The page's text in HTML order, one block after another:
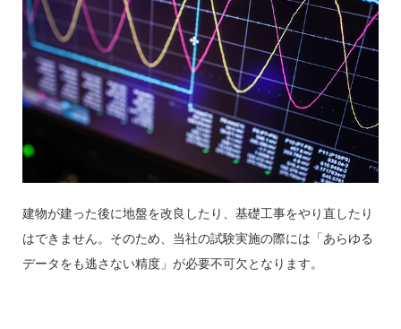
建物が建った後に地盤を改良したり、基礎工事をやり直したり
はできません。そのため、当社の試験実施の際には「あらゆる
データをも逃さない精度」が必要不可欠となります。